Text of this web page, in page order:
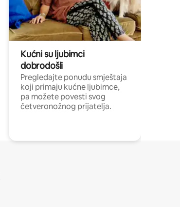
Kućni su ljubimci
dobrodošli
Pregledajte ponudu smještaja
koji primaju kućne ljubimce,
pa možete povesti svog
četveronožnog prijatelja.